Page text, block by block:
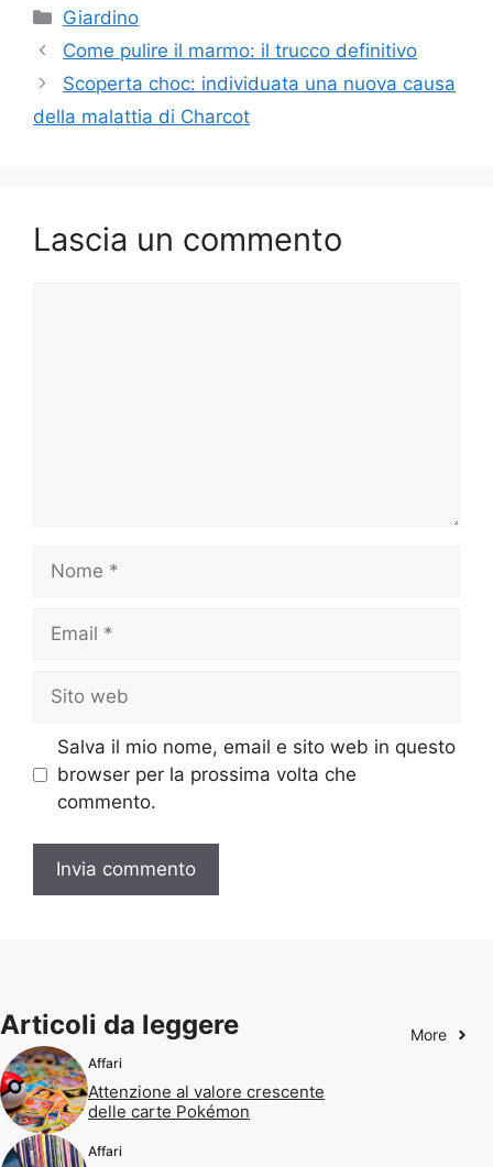
Categorie
Giardino
Come pulire il marmo: il trucco definitivo
Scoperta choc: individuata una nuova causa
della malattia di Charcot
Lascia un commento
web
Salva il mio nome, email e sito web in questo
browser per la prossima volta che
commento.
Articoli da leggere More
Affari
Attenzione al valore crescente
delle carte Pokémon
Affari